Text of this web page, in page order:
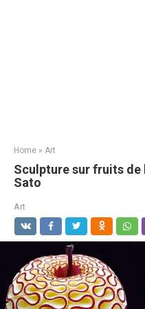
Home » Art
Sculpture sur fruits de
Sato
Art